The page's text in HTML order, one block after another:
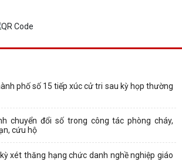
phố số 15 tiếp xúc cử tri sau kỳ họp thường
chuyển đổi số trong công tác phòng cháy,
cứu hộ
xét thăng hạng chức danh nghề nghiệp giáo